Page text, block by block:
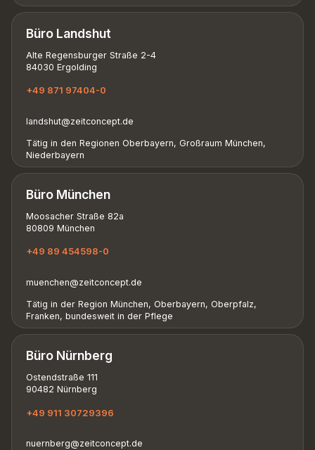
Büro Landshut
Alte Regensburger Straße 2-4
84030 Ergolding
+49 871 97404-0
landshut@zeitconcept.de
Tätig in den Regionen Oberbayern, Großraum München,
Niederbayern
Büro München
Moosacher Straße 82a
80809 München
+49 89 454598-0
muenchen@zeitconcept.de
Tätig in der Region München, Oberbayern, Oberpfalz,
Franken, bundesweit in der Pflege
Büro Nürnberg
Ostendstraße 111
90482 Nürnberg
+49 911 30729396
nuernberg@zeitconcept.de